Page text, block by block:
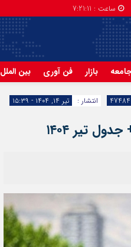
ساعت : 7:21:11
بازار فن آوری بین الملل
انتشار : تیر ۱۴, ۱۴۰۴ - ۱۵:۳۹ 47484